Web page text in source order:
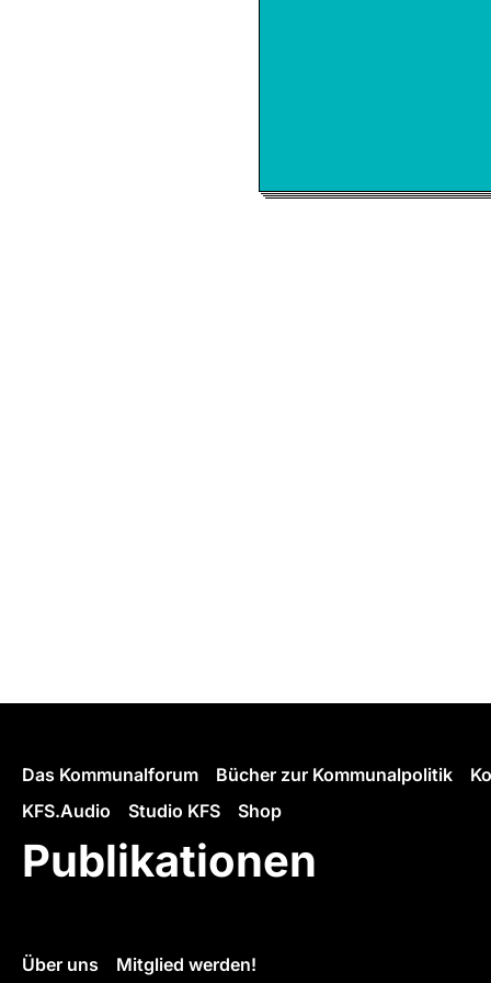
Das Kommunalforum Bücher zur Kommunalpolitik
KFS.Audio
Studio KFS Shop
Publikationen
Über uns Mitglied werden!